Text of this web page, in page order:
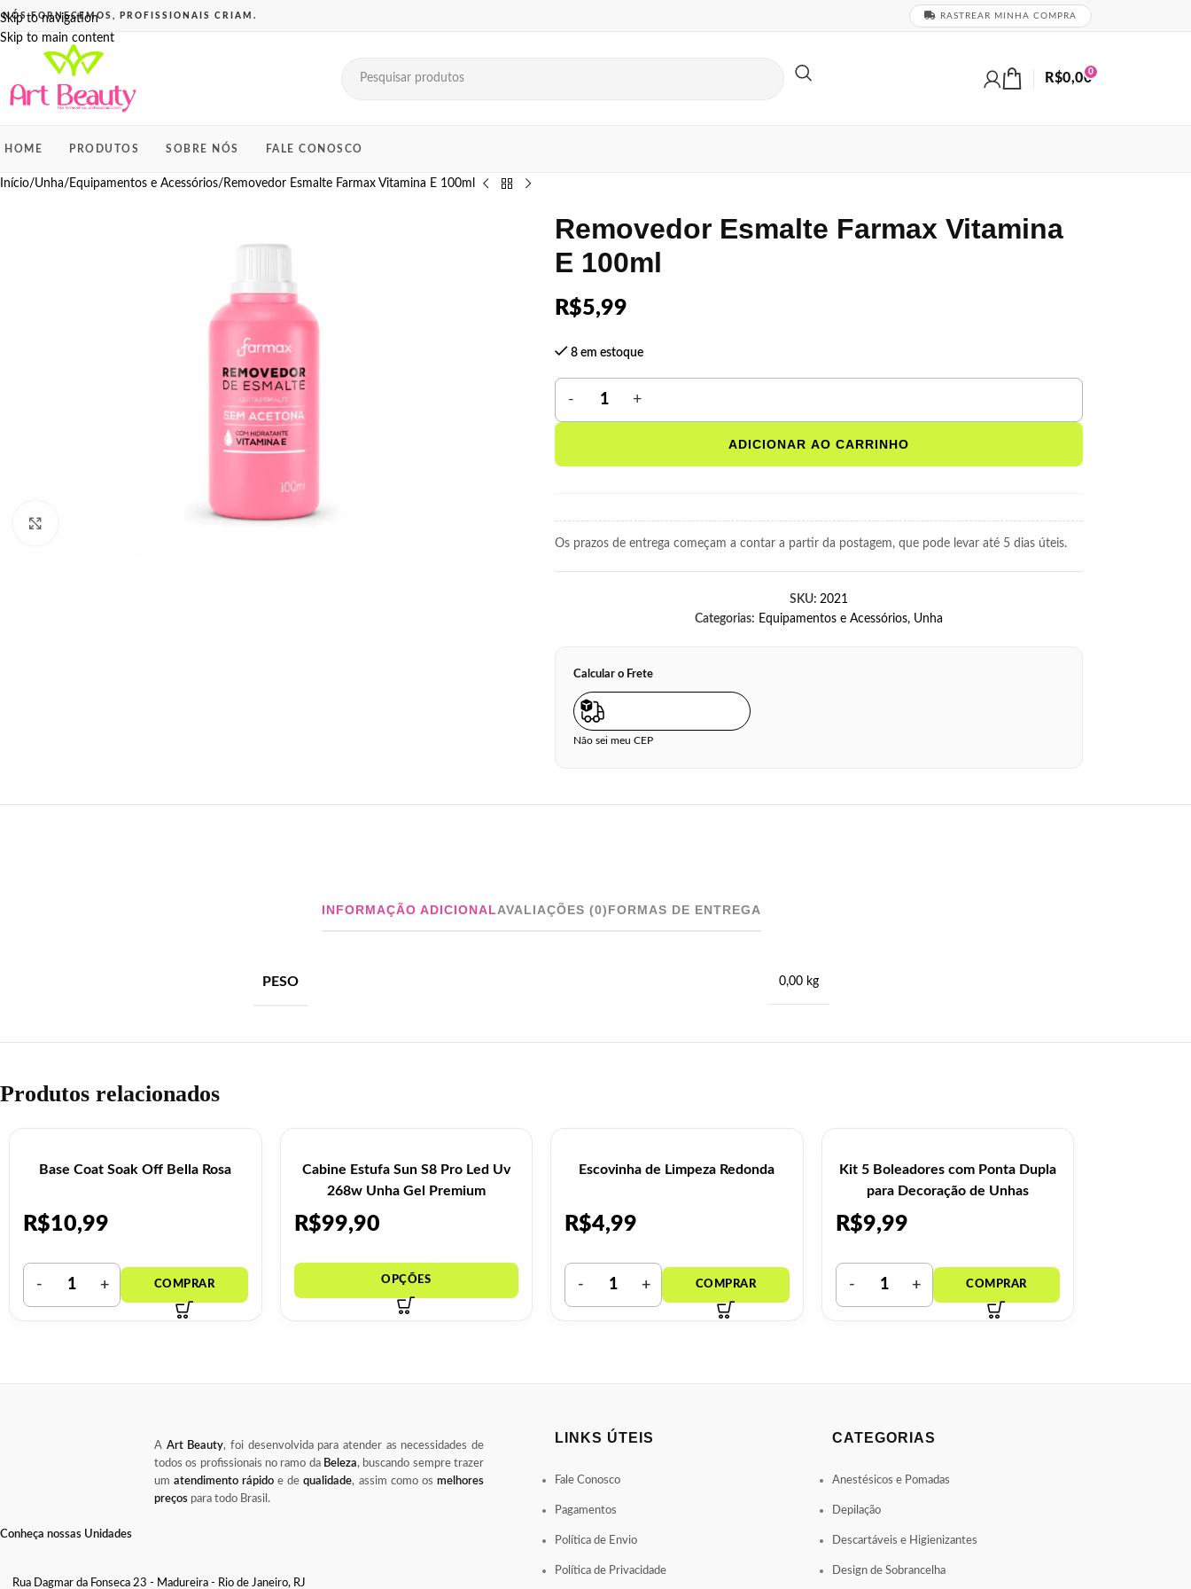
Skip to navigation
Skip to main content
RASTREAR MINHA COMPRA
0
R$0,00
HOME PRODUTOS SOBRE NÓS FALE CONOSCO
Início Unha Equipamentos e Acessórios Removedor Esmalte Farmax Vitamina E 100ml
Removedor Esmalte Farmax Vitamina
E 100ml
R$5,99
8 em estoque
ADICIONAR AO CARRINHO
Os prazos de entrega começam a contar a partir da postagem, que pode levar até 5 dias úteis.
SKU: 2021
Categorias: Equipamentos e Acessórios, Unha
Calcular o Frete
Não sei meu CEP
INFORMAÇÃO ADICIONALAVALIAÇÕES (0)FORMAS DE ENTREGA
PESO 0,00 kg
Produtos relacionados
Base Coat Soak Off Bella Rosa
R$10,99
Cabine Estufa Sun S8 Pro Led Uv
268w Unha Gel Premium
R$99,90
Escovinha de Limpeza Redonda
R$4,99
Kit 5 Boleadores com Ponta Dupla
para Decoração de Unhas
R$9,99
A Art Beauty, foi desenvolvida para atender as necessidades de
todos os profissionais no ramo da Beleza, buscando sempre trazer
um atendimento rápido e dequalidade, assim como os melhores
preçospara todo Brasil.
Conheça nossas Unidades
Rua Dagmar da Fonseca 23 - Madureira - Rio de Janeiro, RJ
LINKS ÚTEIS
Fale Conosco
Pagamentos
Política de Envio
Política de Privacidade
CATEGORIAS
Anestésicos e Pomadas
Depilação
Descartáveis e Higienizantes
Design de Sobrancelha